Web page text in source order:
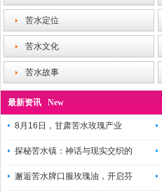
苦水定位
苦水文化
苦水故事
最新资讯 New
8月16日，甘肃苦水玫瑰产业
探秘苦水镇：神话与现实交织的
邂逅苦水牌口服玫瑰油，开启芬